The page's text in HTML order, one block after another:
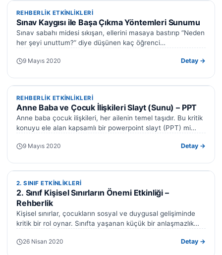
REHBERLIK ETKINLIKLERI
REHBERLIK ETKINLIKLERI
Sınav Kaygısı ile Başa Çıkma Yöntemleri Sunumu
Sınav sabahı midesi sıkışan, ellerini masaya bastırıp “Neden
her şeyi unuttum?” diye düşünen kaç öğrenci
9 Mayıs 2020 Detay →
REHBERLIK ETKINLIKLERI
REHBERLIK ETKINLIKLERI
Anne Baba ve Çocuk İlişkileri Slayt (Sunu) – PPT
Anne baba çocuk ilişkileri, her ailenin temel taşıdır. Bu kritik
konuyu ele alan kapsamlı bir powerpoint slayt (PPT) mi
9 Mayıs 2020 Detay →
2. SINIF ETKINLIKLERI
2. SINIF ETKINLIKLERI
2. Sınıf Kişisel Sınırların Önemi Etkinliği –
Rehberlik
Kişisel sınırlar, çocukların sosyal ve duygusal gelişiminde
kritik bir rol oynar. Sınıfta yaşanan küçük bir anlaşmazlık
26 Nisan 2020 Detay →